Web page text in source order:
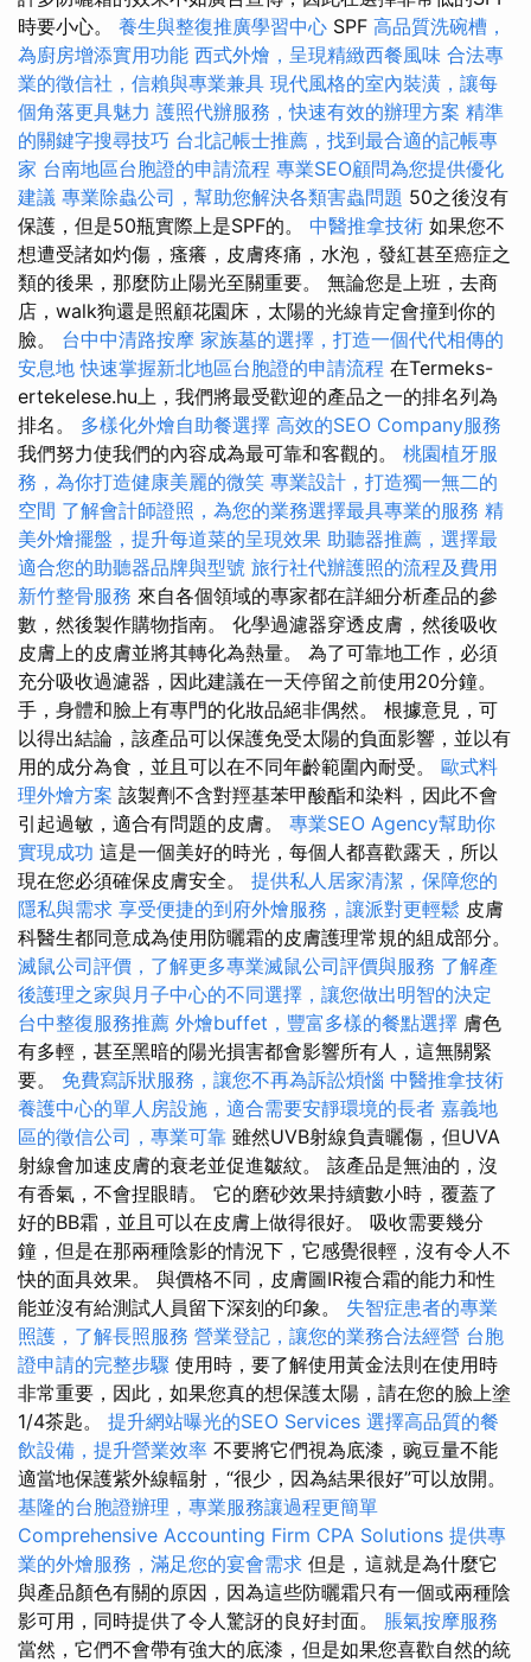
時要小心。 養生與整復推廣學習中心 SPF 高品質洗碗槽，
為廚房增添實用功能 西式外燴，呈現精緻西餐風味 合法專
業的徵信社，信賴與專業兼具 現代風格的室內裝潢，讓每
個角落更具魅力 護照代辦服務，快速有效的辦理方案 精準
的關鍵字搜尋技巧 台北記帳士推薦，找到最合適的記帳專
家 台南地區台胞證的申請流程 專業SEO顧問為您提供優化
建議 專業除蟲公司，幫助您解決各類害蟲問題 50之後沒有
保護，但是50瓶實際上是SPF的。 中醫推拿技術 如果您不
想遭受諸如灼傷，瘙癢，皮膚疼痛，水泡，發紅甚至癌症之
類的後果，那麼防止陽光至關重要。 無論您是上班，去商
店，walk狗還是照顧花園床，太陽的光線肯定會撞到你的
臉。 台中中清路按摩 家族墓的選擇，打造一個代代相傳的
安息地 快速掌握新北地區台胞證的申請流程 在Termeks-
ertekelese.hu上，我們將最受歡迎的產品之一的排名列為
排名。 多樣化外燴自助餐選擇 高效的SEO Company服務
我們努力使我們的內容成為最可靠和客觀的。 桃園植牙服
務，為你打造健康美麗的微笑 專業設計，打造獨一無二的
空間 了解會計師證照，為您的業務選擇最具專業的服務 精
美外燴擺盤，提升每道菜的呈現效果 助聽器推薦，選擇最
適合您的助聽器品牌與型號 旅行社代辦護照的流程及費用
新竹整骨服務 來自各個領域的專家都在詳細分析產品的參
數，然後製作購物指南。 化學過濾器穿透皮膚，然後吸收
皮膚上的皮膚並將其轉化為熱量。 為了可靠地工作，必須
充分吸收過濾器，因此建議在一天停留之前使用20分鐘。
手，身體和臉上有專門的化妝品絕非偶然。 根據意見，可
以得出結論，該產品可以保護免受太陽的負面影響，並以有
用的成分為食，並且可以在不同年齡範圍內耐受。 歐式料
理外燴方案 該製劑不含對羥基苯甲酸酯和染料，因此不會
引起過敏，適合有問題的皮膚。 專業SEO Agency幫助你
實現成功 這是一個美好的時光，每個人都喜歡露天，所以
現在您必須確保皮膚安全。 提供私人居家清潔，保障您的
隱私與需求 享受便捷的到府外燴服務，讓派對更輕鬆 皮膚
科醫生都同意成為使用防曬霜的皮膚護理常規的組成部分。
滅鼠公司評價，了解更多專業滅鼠公司評價與服務 了解產
後護理之家與月子中心的不同選擇，讓您做出明智的決定
台中整復服務推薦 外燴buffet，豐富多樣的餐點選擇 膚色
有多輕，甚至黑暗的陽光損害都會影響所有人，這無關緊
要。 免費寫訴狀服務，讓您不再為訴訟煩惱 中醫推拿技術
養護中心的單人房設施，適合需要安靜環境的長者 嘉義地
區的徵信公司，專業可靠 雖然UVB射線負責曬傷，但UVA
射線會加速皮膚的衰老並促進皺紋。 該產品是無油的，沒
有香氣，不會捏眼睛。 它的磨砂效果持續數小時，覆蓋了
好的BB霜，並且可以在皮膚上做得很好。 吸收需要幾分
鐘，但是在那兩種陰影的情況下，它感覺很輕，沒有令人不
快的面具效果。 與價格不同，皮膚圖IR複合霜的能力和性
能並沒有給測試人員留下深刻的印象。 失智症患者的專業
照護，了解長照服務 營業登記，讓您的業務合法經營 台胞
證申請的完整步驟 使用時，要了解使用黃金法則在使用時
非常重要，因此，如果您真的想保護太陽，請在您的臉上塗
1/4茶匙。 提升網站曝光的SEO Services 選擇高品質的餐
飲設備，提升營業效率 不要將它們視為底漆，豌豆量不能
適當地保護紫外線輻射，“很少，因為結果很好”可以放開。
基隆的台胞證辦理，專業服務讓過程更簡單
Comprehensive Accounting Firm CPA Solutions 提供專
業的外燴服務，滿足您的宴會需求 但是，這就是為什麼它
與產品顏色有關的原因，因為這些防曬霜只有一個或兩種陰
影可用，同時提供了令人驚訝的良好封面。 脹氣按摩服務
當然，它們不會帶有強大的底漆，但是如果您喜歡自然的統